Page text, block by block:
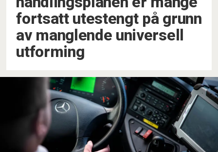
fortsatt utestengt på grunn
av manglende universell
utforming